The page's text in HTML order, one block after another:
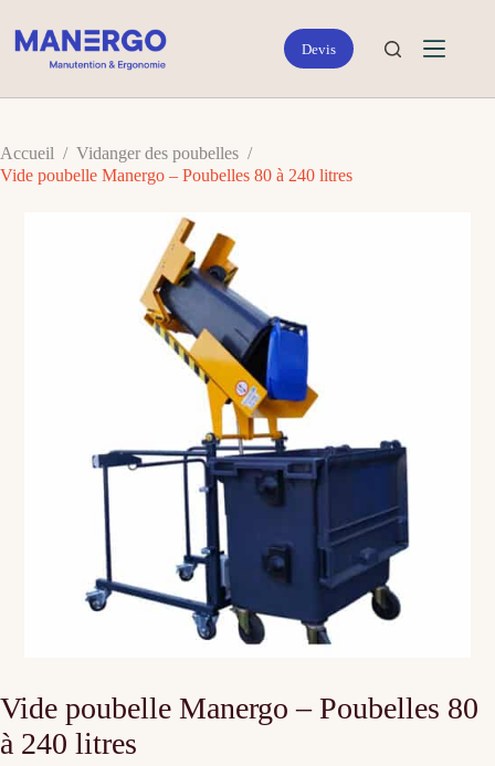
au
contenu
Accueil / Vidanger des poubelles /
Vide poubelle Manergo – Poubelles 80 à 240 litres
Vide poubelle Manergo – Poubelles 80
à 240 litres